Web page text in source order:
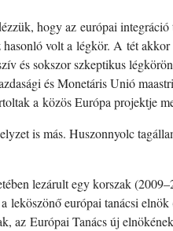
hogy az európai
volt a légkör. A tét
és sokszor szkeptikus
és Monetáris Unió
a közös Európa projektje
is más. Huszonnyolc
lezárult egy korszak
leköszönő európai tanácsi
az Európai Tanács új